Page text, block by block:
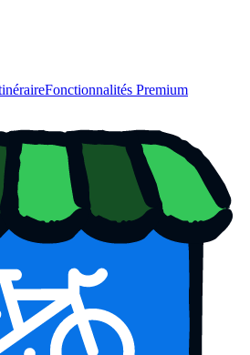
Fonctionnalités Premium